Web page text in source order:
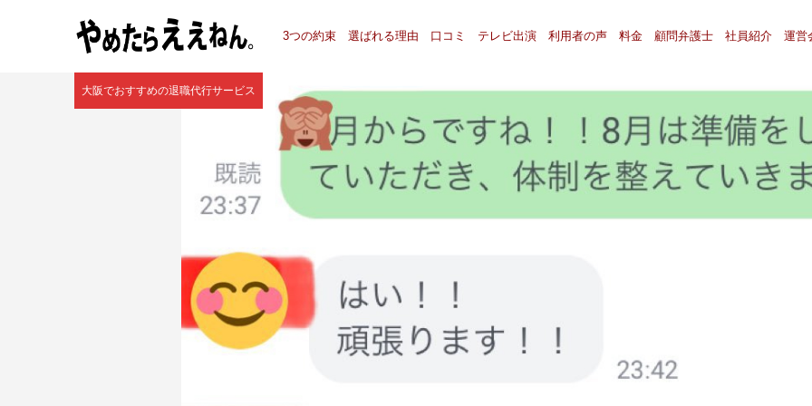
3つの約束 選ばれる理由 口コミ テレビ出演 利用者の声 料金 顧問弁護士 社員紹介 運営
大阪でおすすめの退職代行サービス